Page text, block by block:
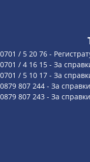
0701 / 5 20 76 -
0701 / 4 16 15 - За
0701 / 5 10 17 - За
0879 807 244 - За
0879 807 243 - За